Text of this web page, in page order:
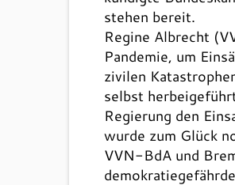
stehen bereit.
Regine Albrecht
Pandemie, um
zivilen
selbst
Regierung den
wurde zum Glück
VVN-BdA und